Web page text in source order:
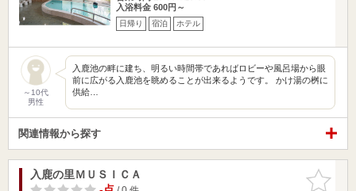
入浴料金 600円～
日帰り 宿泊 ホテル
～10代
男性
入鹿池の畔に建ち、明るい時間帯であればロビーや風呂場から眼
前に広がる入鹿池を眺めることが出来るようです。 かけ湯の桝に
供給…
関連情報から探す
お気に入
りに追加
入鹿の里ＭＵＳＩＣＡ